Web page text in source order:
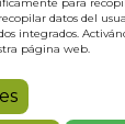
datos del
integrados.
página web.